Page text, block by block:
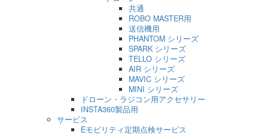
共通
ROBO MASTER用
送信機用
PHANTOM シリーズ
SPARK シリーズ
TELLO シリーズ
AIR シリーズ
MAVIC シリーズ
MINI シリーズ
ドローン・ラジコン用アクセサリー
INSTA360製品用
サービス
Eモビリティ定期点検サービス